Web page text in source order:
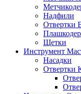
Надфили
Отвертки
Щетки
Инструмент
Насадки
Отвертки